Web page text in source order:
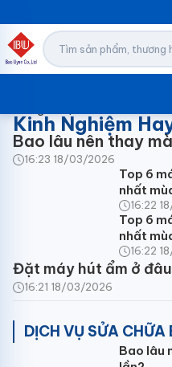
Kinh Nghiệm
Bao lâu nên thay
16:23 18/03/2026
Top 6
nhất
16:22
Top 6
nhất
16:22
Đặt máy hút ẩm ở
16:21 18/03/2026
DỊCH VỤ SỬA CHỮA
Bao lâu